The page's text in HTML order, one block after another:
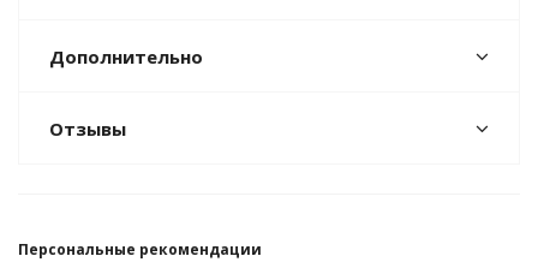
Дополнительно
Отзывы
Персональные рекомендации